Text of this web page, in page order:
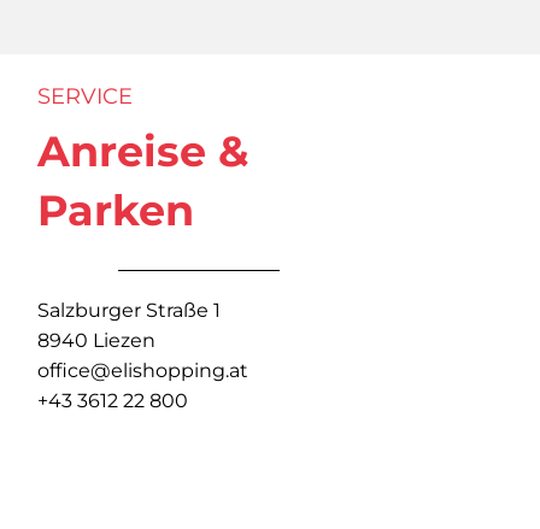
SERVICE
Anreise &
Parken
Salzburger Straße 1
8940 Liezen
office@elishopping.at
+43 3612 22 800